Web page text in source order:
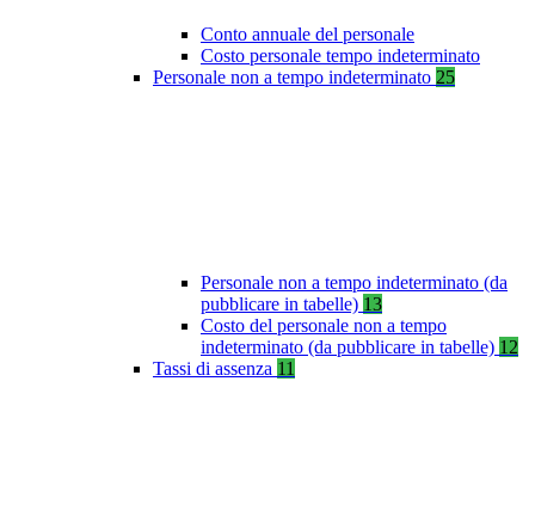
Conto annuale del personale
Costo personale tempo indeterminato
Personale non a tempo indeterminato 25
Personale non a tempo indeterminato (da
pubblicare in tabelle) 13
Costo del personale non a tempo
indeterminato (da pubblicare in tabelle) 12
Tassi di assenza 11